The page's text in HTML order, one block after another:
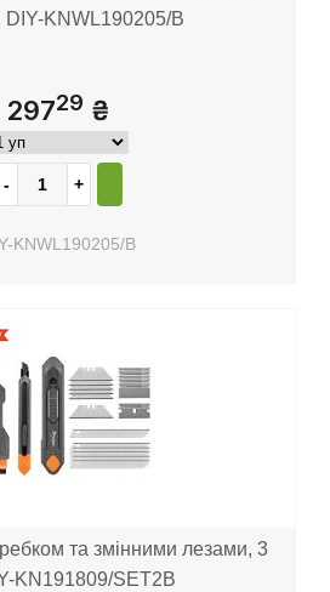
DIY-KNWL190205/B
29729 ₴
KNWL190205/B
та змінними лезами, 3
KN191809/SET2B